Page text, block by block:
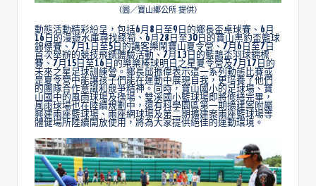
（圖／寶山鄉公所 提供）
動態活動精彩紛呈，包括6月8日至9日的鄉長盃桌球賽、6月
16日的漫遊水庫尋找綠筍、6月28日至30日的寶山黑豹盃籃球
錦標賽、7月1日至5日的講客樂鬧寶山夏令營、7月6日至7日
首次舉辦的競技飛鏢體驗活動、7月13日的藍鵲盃羽球錦標
賽、7月15日至16日的樂樂棒球明日之星夏令營及7月17日的
未來之星足球訓練營。鄉長邱振偉表示這一系列動態比賽或
是夏令營中能讓孩子們能在運動中展現自我，更培養了他們
的團隊合作意識和競爭精神。同時，寶山國小的足球場、寶
山國中的風雨球場及操場、雙溪國小籃球場即將修繕完畢，
風雨球場也在陸續規劃中，還有科學園區第一期擴建案附屬
興建兩座籃球場、兩座網球場及第二期擴建案兩座籃球場等
體健場所陸續開放使用，將為大家提供絕佳的運動環境。